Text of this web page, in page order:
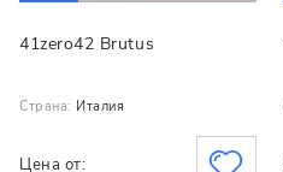
41zero42 Brutus
Страна: Италия
Цена от: